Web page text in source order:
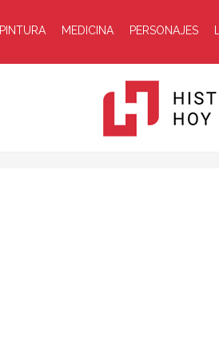
PINTURA MEDICINA PERSONAJES